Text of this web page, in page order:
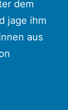
dem
jage ihm
aus